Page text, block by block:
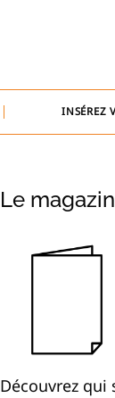
INSÉREZ
Le
Découvrez qui